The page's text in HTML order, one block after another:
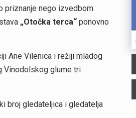
priznanje nego izvedbom
„Otočka terca“ ponovno
Ane Vilenica i režiji mladog
Vinodolskog glume tri
broj gledateljica i gledatelja